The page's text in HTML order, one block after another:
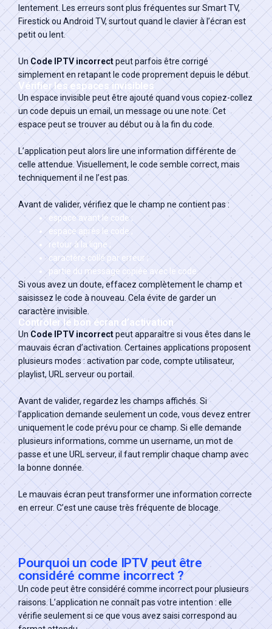
lentement. Les erreurs sont plus fréquentes sur Smart TV,
Firestick ou Android TV, surtout quand le clavier à l’écran est
petit ou lent.
Un Code IPTV incorrectpeut parfois être corrigé
simplement en retapant le code proprement depuis le début.
Vérifier les espaces invisibles
Un espace invisible peut être ajouté quand vous copiez-collez
un code depuis un email, un message ou une note. Cet
espace peut se trouver au début ou à la fin du code.
L’application peut alors lire une information différente de
celle attendue. Visuellement, le code semble correct, mais
techniquement il ne l’est pas.
Avant de valider, vérifiez que le champ ne contient pas :
espace avant le code ;
espace après le code ;
retour à la ligne ;
caractère collé par erreur ;
partie du message copiée avec le code.
Si vous avez un doute, effacez complètement le champ et
saisissez le code à nouveau. Cela évite de garder un
caractère invisible.
Contrôler le bon écran d’activation
Un Code IPTV incorrectpeut apparaître si vous êtes dans le
mauvais écran d’activation. Certaines applications proposent
plusieurs modes : activation par code, compte utilisateur,
playlist, URL serveur ou portail.
Avant de valider, regardez les champs affichés. Si
l’application demande seulement un code, vous devez entrer
uniquement le code prévu pour ce champ. Si elle demande
plusieurs informations, comme un username, un mot de
passe et une URL serveur, il faut remplir chaque champ avec
la bonne donnée.
Le mauvais écran peut transformer une information correcte
en erreur. C’est une cause très fréquente de blocage.
Pourquoi un code IPTV peut être
considéré comme incorrect ?
Un code peut être considéré comme incorrect pour plusieurs
raisons. L’application ne connaît pas votre intention : elle
vérifie seulement si ce que vous avez saisi correspond au